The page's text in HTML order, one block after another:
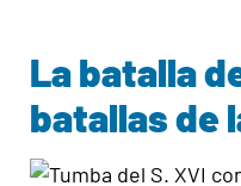
La batalla
batallas de